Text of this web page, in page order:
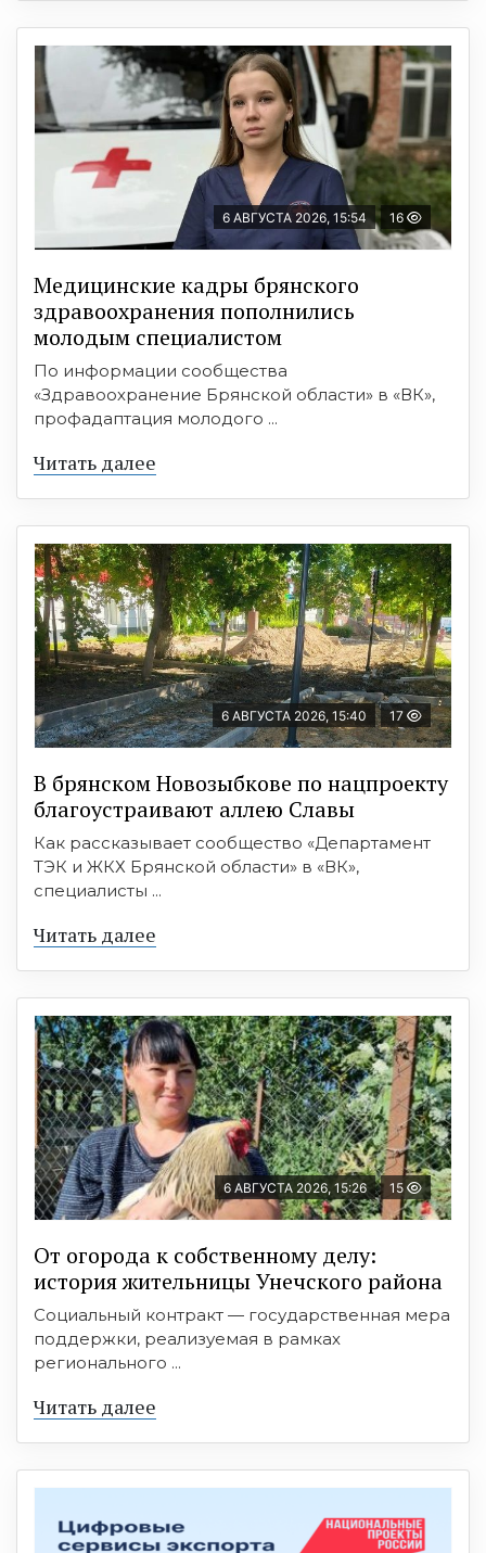
6 АВГУСТА 2026, 15:54 16
Медицинские кадры брянского
здравоохранения пополнились
молодым специалистом
По информации сообщества
«Здравоохранение Брянской области» в «ВК»,
профадаптация молодого ...
Читать далее
6 АВГУСТА 2026, 15:40 17
В брянском Новозыбкове по нацпроекту
благоустраивают аллею Славы
Как рассказывает сообщество «Департамент
ТЭК и ЖКХ Брянской области» в «ВК»,
специалисты ...
Читать далее
6 АВГУСТА 2026, 15:26 15
От огорода к собственному делу:
история жительницы Унечского района
Социальный контракт — государственная мера
поддержки, реализуемая в рамках
регионального ...
Читать далее